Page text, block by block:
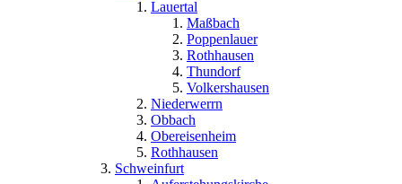
Lauertal
Maßbach
Poppenlauer
Rothhausen
Thundorf
Volkershausen
Niederwerrn
Obbach
Obereisenheim
Rothhausen
Schweinfurt